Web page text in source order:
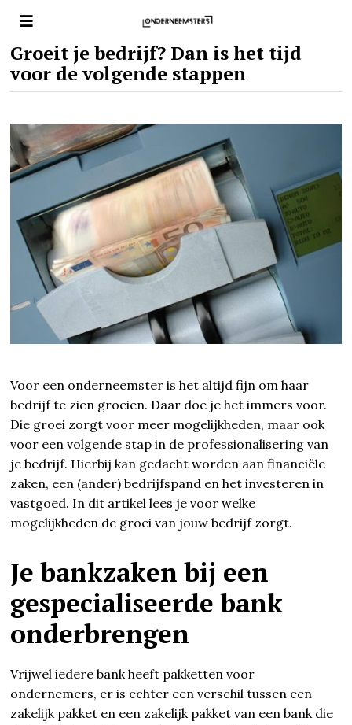
Groeit je bedrijf? Dan is het tijd
voor de volgende stappen
Voor een onderneemster is het altijd fijn om haar
bedrijf te zien groeien. Daar doe je het immers voor.
Die groei zorgt voor meer mogelijkheden, maar ook
voor een volgende stap in de professionalisering van
je bedrijf. Hierbij kan gedacht worden aan financiële
zaken, een (ander) bedrijfspand en het investeren in
vastgoed. In dit artikel lees je voor welke
mogelijkheden de groei van jouw bedrijf zorgt.
Je bankzaken bij een
gespecialiseerde bank
onderbrengen
Vrijwel iedere bank heeft pakketten voor
ondernemers, er is echter een verschil tussen een
zakelijk pakket en een zakelijk pakket van een bank die